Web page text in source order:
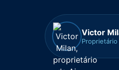
Victor
Proprietário